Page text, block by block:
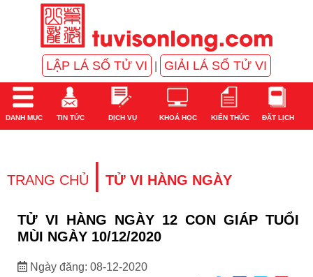
LẬP LÁ SỐ TỬ VI GIẢI LÁ SỐ TỬ VI
DANH MỤC TIN TỨC DỊCH VỤ KHOÁ HỌC KIẾN THỨC ĐẶT LỊCH
TRANG CHỦ | TỬ VI HÀNG NGÀY
TỬ VI HÀNG NGÀY 12 CON GIÁP TUỔI
MÙI NGÀY 10/12/2020
Ngày đăng: 08-12-2020